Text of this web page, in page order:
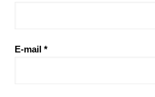
E-mail *